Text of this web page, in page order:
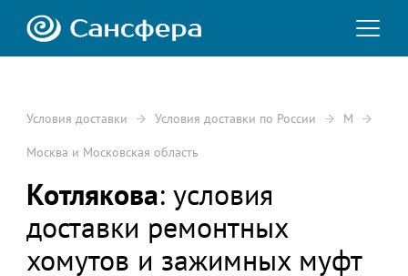
Условия доставки Условия доставки по России М
Москва и Московская область
Котлякова: условия
доставки ремонтных
хомутов и зажимных муфт